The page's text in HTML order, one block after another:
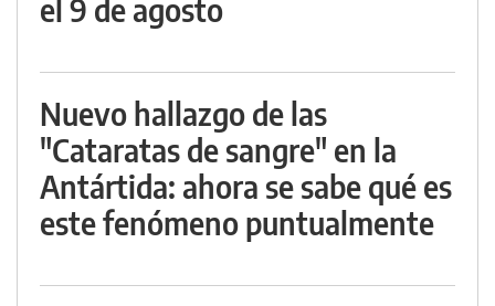
el 9 de agosto
Nuevo hallazgo de las
"Cataratas de sangre" en la
Antártida: ahora se sabe qué es
este fenómeno puntualmente